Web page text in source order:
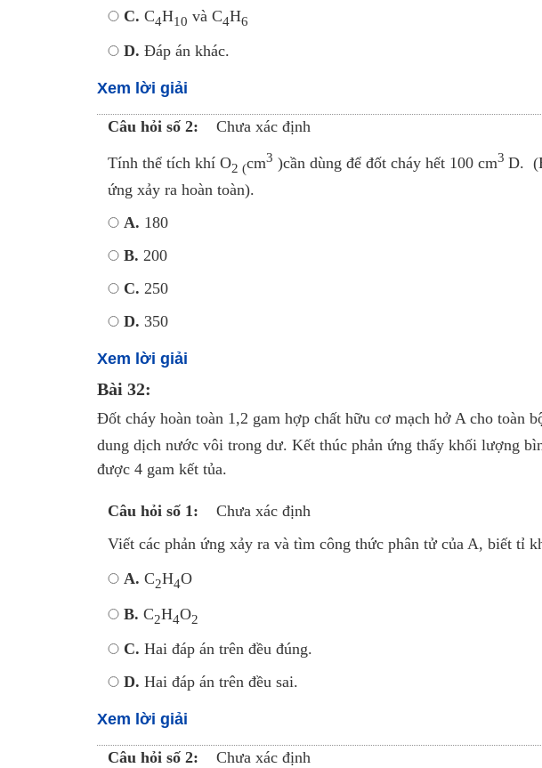
C. C4H10 và C4H6
D. Đáp án khác.
Xem lời giải
Câu hỏi số 2: Chưa xác định
Tính thể tích khí O2 (cm3 )cần dùng để đốt cháy hết 100 cm3 D.
ứng xảy ra hoàn toàn).
A. 180
B. 200
C. 250
D. 350
Xem lời giải
Bài 32:
Đốt cháy hoàn toàn 1,2 gam hợp chất hữu cơ mạch hở A cho toàn
dung dịch nước vôi trong dư. Kết thúc phản ứng thấy khối lượng
được 4 gam kết tủa.
Câu hỏi số 1:
Chưa xác định
Viết các phản ứng xảy ra và tìm công thức phân tử của A, biết tỉ
A. C2H4O
B. C2H4O2
C. Hai đáp án trên đều đúng.
D. Hai đáp án trên đều sai.
Xem lời giải
Câu hỏi số 2:
Chưa xác định